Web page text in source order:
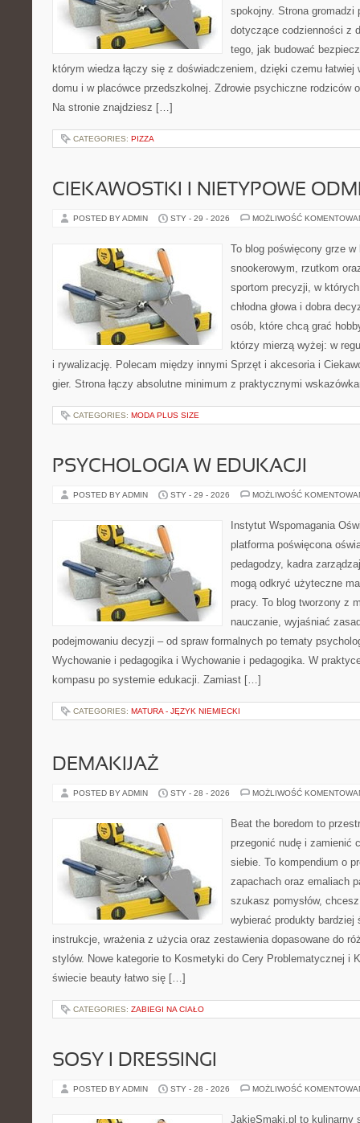
spokojny. Strona gromadzi
dotyczące codzienności z
tego, jak budować
którym wiedza łączy się z doświadczeniem, dzięki czemu łatwiej
domu i w placówce przedszkolnej. Zdrowie psychiczne rodziców
Na stronie znajdziesz […]
CATEGORIES: PIZZA
CIEKAWOSTKI I NIETYPOWE
POSTED BY ADMIN STY - 29 - 2026 MOŻLIWOŚĆ
To blog poświęcony grze
snookerowym, rzutkom
sportom precyzji, w
chłodna głowa i dobra
osób, które chcą grać
którzy mierzą wyżej: w
i rywalizację. Polecam między innymi Sprzęt i akcesoria i
gier. Strona łączy absolutne minimum z praktycznymi
CATEGORIES: MODA PLUS SIZE
PSYCHOLOGIA W EDUKACJI
POSTED BY ADMIN STY - 29 - 2026 MOŻLIWOŚĆ
Instytut Wspomagania
platforma poświęcona
pedagodzy, kadra
mogą odkryć użyteczne
pracy. To blog tworzony z
nauczanie, wyjaśniać
podejmowaniu decyzji – od spraw formalnych po tematy
Wychowanie i pedagogika i Wychowanie i pedagogika. W
kompasu po systemie edukacji. Zamiast […]
CATEGORIES: MATURA - JĘZYK NIEMIECKI
DEMAKIJAŻ
POSTED BY ADMIN STY - 28 - 2026 MOŻLIWOŚĆ
Beat the boredom to
przegonić nudę i zamienić
siebie. To kompendium o
zapachach oraz emaliach
szukasz pomysłów,
wybierać produkty bardziej
instrukcje, wrażenia z użycia oraz zestawienia dopasowane do
stylów. Nowe kategorie to Kosmetyki do Cery Problematycznej i
świecie beauty łatwo się […]
CATEGORIES: ZABIEGI NA CIAŁO
SOSY I DRESSINGI
POSTED BY ADMIN STY - 28 - 2026 MOŻLIWOŚĆ
JakieSmaki.pl to kulinarny